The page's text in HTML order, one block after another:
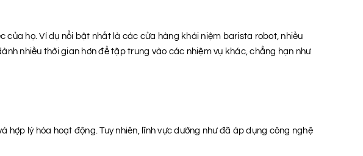
họ. Ví dụ nổi bật nhất là các cửa hàng khái niệm barista robot, nhiều
nhiều thời gian hơn để tập trung vào các nhiệm vụ khác, chẳng hạn như
lý hóa hoạt động. Tuy nhiên, lĩnh vực dường như đã áp dụng công nghệ